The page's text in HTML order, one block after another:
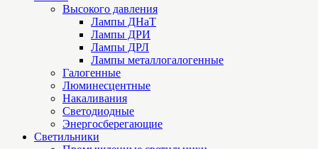
Высокого давления
Лампы ДНаТ
Лампы ДРИ
Лампы ДРЛ
Лампы металлогалогенные
Галогенные
Люминесцентные
Накаливания
Светодиодные
Энергосберегающие
Светильники